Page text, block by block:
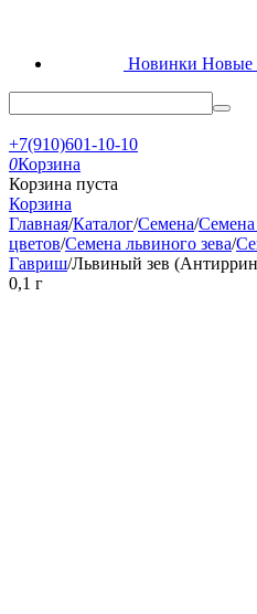
Новинки Новые
+7(910)601-10-10
0Корзина
Корзина пуста
Корзина
Главная/Каталог/Семена/Семена
цветов/Семена львиного зева/
Гавриш/Львиный зев
0,1 г